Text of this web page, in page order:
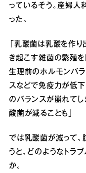
っているそう。産婦人
った。
「乳酸菌は乳酸を作
き起こす雑菌の繁殖を
生理前のホルモンバラ
スなどで免疫力が低
のバランスが崩れてし
酸菌が減ることも」
では乳酸菌が減って
うと、どのようなトラ
か。